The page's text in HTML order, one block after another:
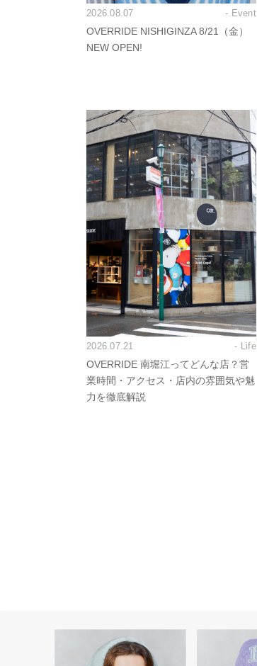
2026.08.07 - Event
OVERRIDE NISHIGINZA 8/21（金）
NEW OPEN!
2026.07.21 - Life
OVERRIDE 南堀江ってどんな店？営
業時間・アクセス・店内の雰囲気や魅
力を徹底解説